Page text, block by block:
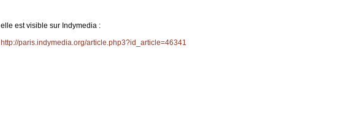
elle est visible sur Indymedia :
http://paris.indymedia.org/article.php3?id_article=46341